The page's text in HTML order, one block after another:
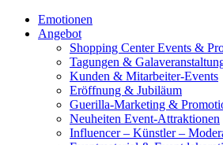
Hauptnavigation
Emotionen
Angebot
Shopping Center Events &
Tagungen &
Kunden & Mitarbeiter-Events
Eröffnung & Jubiläum
Guerilla-Marketing &
Neuheiten Event-Attraktionen
Influencer – Künstler –